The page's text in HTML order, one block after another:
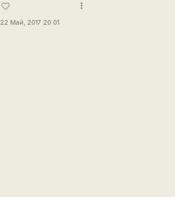
favorite_border
22 Май, 2017 20:01
more_vert